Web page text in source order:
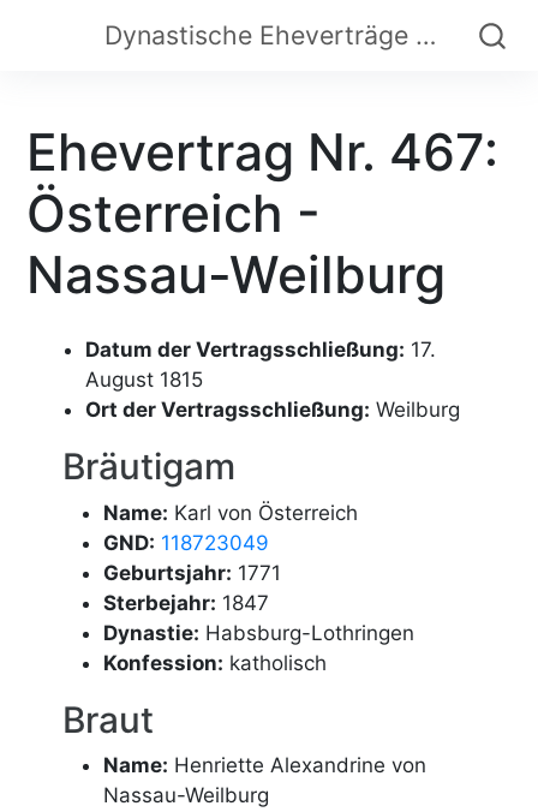
Dynastische Eheverträge der Frühen Neuzeit
Ehevertrag Nr. 467:
Österreich -
Nassau-Weilburg
Datum der Vertragsschließung: 17.
August 1815
Ort der Vertragsschließung: Weilburg
Bräutigam
Name: Karl von Österreich
GND: 118723049
Geburtsjahr: 1771
Sterbejahr: 1847
Dynastie: Habsburg-Lothringen
Konfession: katholisch
Braut
Name: Henriette Alexandrine von
Nassau-Weilburg